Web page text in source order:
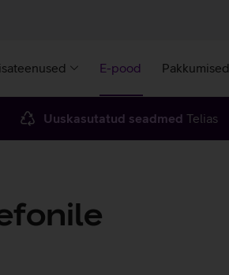
E-pood Pakkumised
Uuskasutatud seadmed Telias